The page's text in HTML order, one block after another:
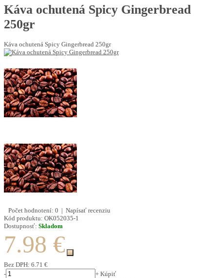
Káva ochutená Spicy Gingerbread
250gr
Káva ochutená Spicy Gingerbread 250gr
Počet hodnotení: 0 | Napísať recenziu
Kód produktu: OK052035-1
Dostupnosť: Skladom
7.98 €
Bez DPH: 6.71 €
-
+ Kúpiť